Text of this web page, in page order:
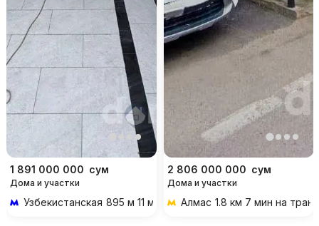
1 891 000 000 сум
Дома и участки
Узбекистанская 895 м 11 мин пешком
2 806 000 000 сум
Дома и участки
Алмас 1.8 км 7 мин на